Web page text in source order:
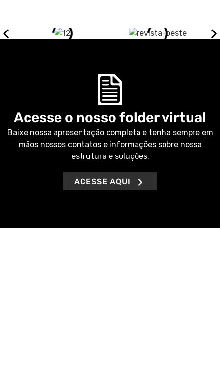
Acesse o nosso folder virtual
Baixe nossa apresentação completa e tenha sempre em
mãos nossos contatos e informações sobre nossa
estrutura e soluções.
ACESSE AQUI